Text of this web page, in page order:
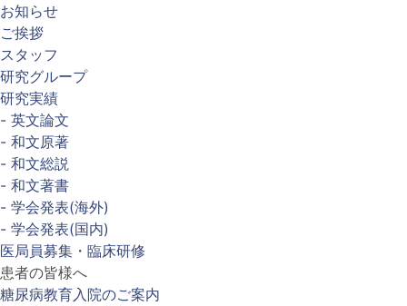
お知らせ
ご挨拶
スタッフ
研究グループ
研究実績
- 英文論文
- 和文原著
- 和文総説
- 和文著書
- 学会発表(海外)
- 学会発表(国内)
医局員募集・臨床研修
患者の皆様へ
糖尿病教育入院のご案内